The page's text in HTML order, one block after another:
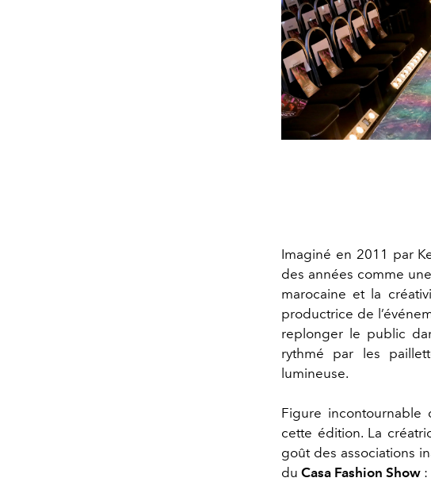
Imaginé en 2011 par
des années comme
marocaine et la
productrice de
replonger le public
rythmé par les
lumineuse.
Figure incontournable
cette édition. La
goût des associations
du Casa Fashion Show :